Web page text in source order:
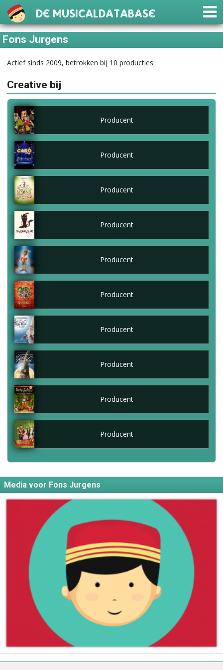
De Musicaldatabase
Fons Jurgens
Actief sinds 2009, betrokken bij 10 producties.
Creative bij
Producent
Producent
Producent
Producent
Producent
Producent
Producent
Producent
Producent
Producent
Media voor Fons Jurgens